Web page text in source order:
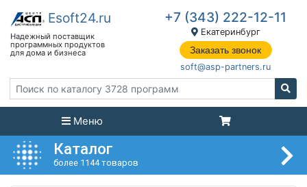
+7 (343) 222-12-11
Екатеринбург
Заказать звонок
soft@asp-partners.ru
Меню
Каталог
более 1144 товаров